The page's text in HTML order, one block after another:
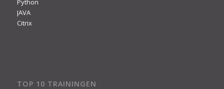
Python
JAVA
Citrix
TOP 10 TRAININGEN